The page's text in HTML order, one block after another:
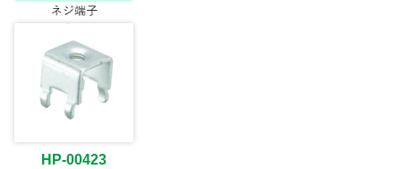
ご利用ガイド
お問い合わせ窓口
HP-00423